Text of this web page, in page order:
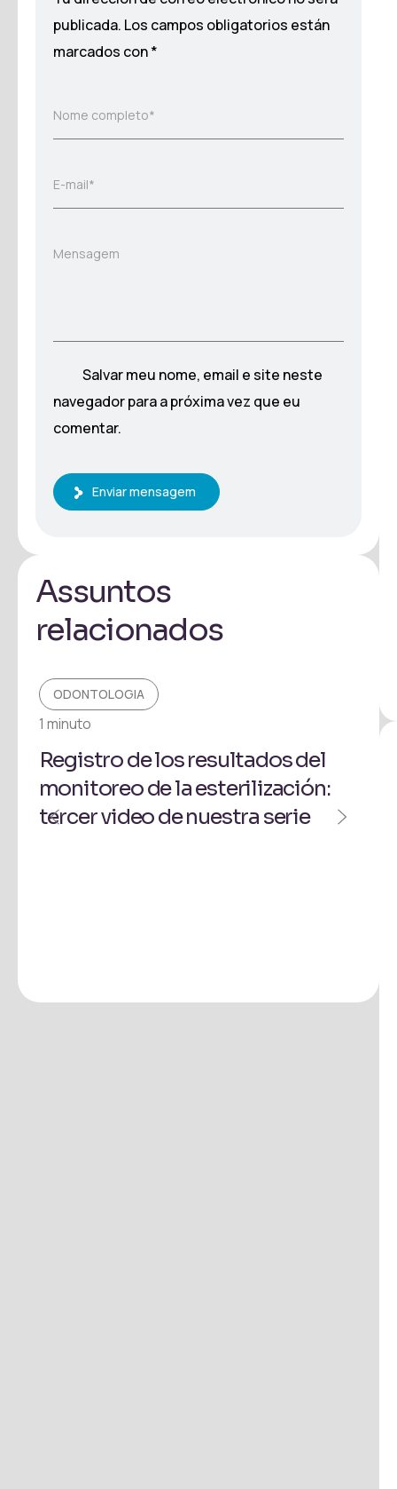
publicada. Los campos obligatorios están
marcados con*
Nome completo*
E-mail*
Mensagem
Salvar meu nome, email e site neste
navegador para a próxima vez que eu
comentar.
Enviar mensagem
Assuntos
relacionados
ODONTOLOGIA
1 minuto
Registro de los resultados del
monitoreo de la esterilización:
tercer video de nuestra serie
1